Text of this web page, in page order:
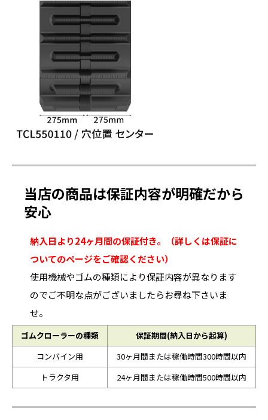
当店の商品は保証内容が明確だから
安心
納入日より24ヶ月間の保証付き。（詳しくは保証に
ついてのページをご確認ください）
使用機械やゴムの種類により保証内容が異なります
のでご不明な点がございましたらお尋ね下さいま
せ。
ゴムクローラーの種類
保証期間(納入日から起算)
コンバイン用
30ヶ月間または稼働時間300時間以内
トラクタ用
24ヶ月間または稼働時間500時間以内